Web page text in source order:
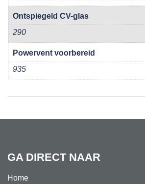
Ontspiegeld CV-glas
290
Powervent voorbereid
935
GA DIRECT NAAR
Home